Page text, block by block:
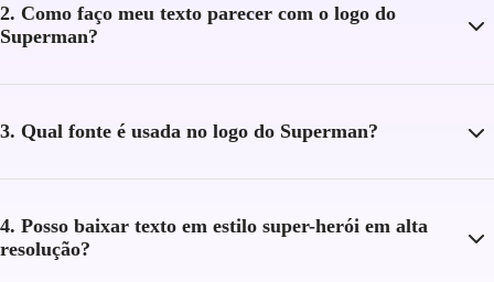
2. Como faço meu texto parecer com o logo do
Superman?
3. Qual fonte é usada no logo do Superman?
4. Posso baixar texto em estilo super-herói em alta
resolução?